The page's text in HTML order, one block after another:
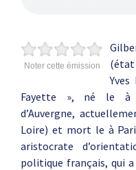
Noter cette émission
(état
Fayette », né le à
d’Auvergne,
Loire) et mort le à
aristocrate
politique français, qui